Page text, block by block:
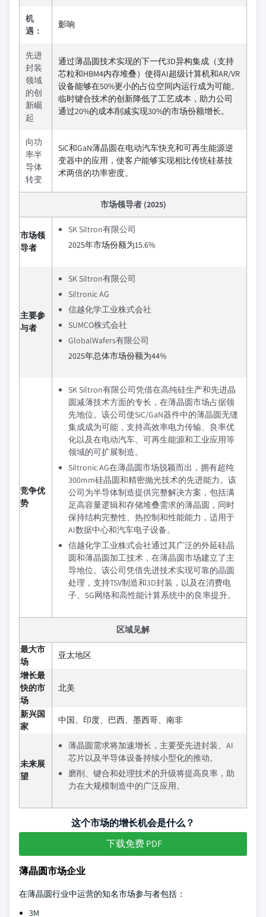
机
遇：
影响
先进
封装
领域
的创
新崛
起
通过薄晶圆技术实现的下一代3D异构集成（支持
芯粒和HBM4内存堆叠）使得AI超级计算机和AR/VR
设备能够在50%更小的占位空间内运行成为可能。
临时键合技术的创新降低了工艺成本，助力公司
通过20%的成本削减实现30%的市场份额增长。
向功
率半
导体
转变
SiC和GaN薄晶圆在电动汽车快充和可再生能源逆
变器中的应用，使客户能够实现相比传统硅基技
术两倍的功率密度。
市场领导者 (2025)
市场领
导者
SK Siltron有限公司
2025年市场份额为15.6%
主要参
与者
SK Siltron有限公司
Siltronic AG
信越化学工业株式会社
SUMCO株式会社
GlobalWafers有限公司
2025年总体市场份额为44%
竞争优
势
SK Siltron有限公司凭借在高纯硅生产和先进晶
圆减薄技术方面的专长，在薄晶圆市场占据领
先地位。该公司使SiC/GaN器件中的薄晶圆无缝
集成成为可能，支持高效率电力传输、良率优
化以及在电动汽车、可再生能源和工业应用等
领域的可扩展制造。
Siltronic AG在薄晶圆市场脱颖而出，拥有超纯
300mm硅晶圆和精密抛光技术的先进能力。该
公司为半导体制造提供完整解决方案，包括满
足高容量逻辑和存储堆叠需求的薄晶圆，同时
保持结构完整性、热控制和性能能力，适用于
AI数据中心和汽车电子设备。
信越化学工业株式会社通过其广泛的外延硅晶
圆和薄晶圆加工技术，在薄晶圆市场建立了主
导地位。该公司凭借先进技术实现可靠的晶圆
处理，支持TSV制造和3D封装，以及在消费电
子、5G网络和高性能计算系统中的良率提升。
区域见解
最大市
场
亚太地区
增长最
快的市
场
北美
新兴国
家
中国、印度、巴西、墨西哥、南非
未来展
望
薄晶圆需求将加速增长，主要受先进封装、AI
芯片以及半导体设备持续小型化的推动。
磨削、键合和处理技术的升级将提高良率，助
力在大规模制造中的广泛应用。
这个市场的增长机会是什么？
下载免费 PDF
薄晶圆市场企业
在薄晶圆行业中运营的知名市场参与者包括：
3M